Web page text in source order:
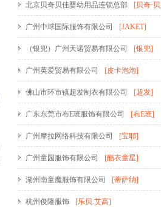
北京贝奇贝佳婴幼用品连锁总部 [贝奇·
广州中球国际服饰有限公司 [JAKET]
（银兜）广州天诺贸易有限公司 [银兜]
广州英爱贸易有限公司 [皮卡泡泡]
佛山市环市镇超发制衣有限公司 [超发]
广东东莞市布E班服饰有限公司 [布E班]
广州摩拉网络科技有限公司 [宝耶]
广州童园服饰有限公司 [酷衣童星]
湖州南童魔服饰有限公司 [蒂萨纳]
杭州俊隆服饰 [乐贝.艾高]